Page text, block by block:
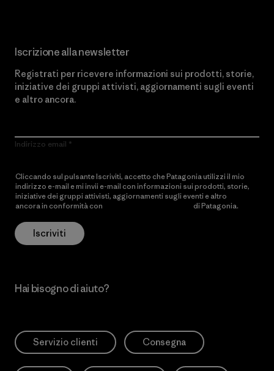
Iscrizione alla newsletter
Registrati per ricevere informazioni sui prodotti, storie,
iniziative dei gruppi attivisti, aggiornamenti sugli eventi
e altro ancora.
Indirizzo email
Cliccando sul pulsante Iscriviti, accetto che Patagonia utilizzi il mio
indirizzo e-mail e mi invii e-mail con informazioni sui prodotti, storie,
iniziative dei gruppi attivisti, aggiornamenti sugli eventi e altro
ancora in conformità con
di Patagonia.
Iscriviti
Hai bisogno di aiuto?
Servizio clienti Consegna